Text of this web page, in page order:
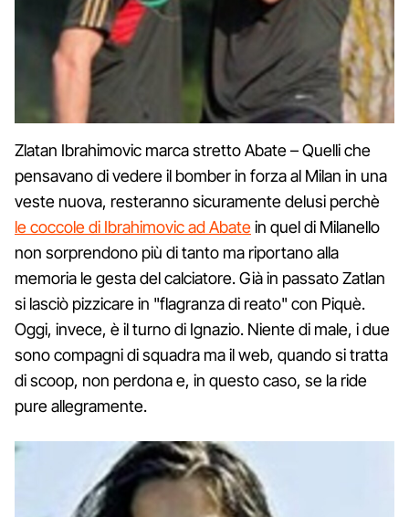
Zlatan Ibrahimovic marca stretto Abate – Quelli che
pensavano di vedere il bomber in forza al Milan in una
veste nuova, resteranno sicuramente delusi perchè
le coccole di Ibrahimovic ad Abatein quel di Milanello
non sorprendono più di tanto ma riportano alla
memoria le gesta del calciatore. Già in passato Zatlan
si lasciò pizzicare in "flagranza di reato" con Piquè.
Oggi, invece, è il turno di Ignazio. Niente di male, i due
sono compagni di squadra ma il web, quando si tratta
di scoop, non perdona e, in questo caso, se la ride
pure allegramente.